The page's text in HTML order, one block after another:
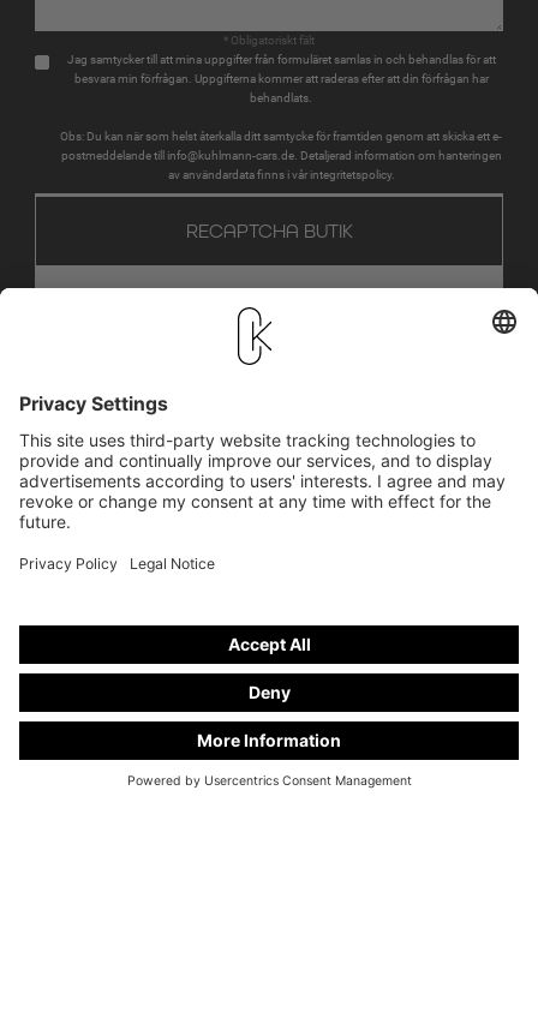
* Obligatoriskt fält
Jag samtycker till att mina uppgifter från formuläret samlas in och behandlas för att
besvara min förfrågan. Uppgifterna kommer att raderas efter att din förfrågan har
behandlats.
Obs: Du kan när som helst återkalla ditt samtycke för framtiden genom att skicka ett e-
postmeddelande till info@kuhlmann-cars.de. Detaljerad information om hanteringen
av användardata finns i vår integritetspolicy.
RECAPTCHA BUTIK
VI HJÄLPER DIG GÄRNA
MED RÅD
+49 28 67 - 97 57 - 70
info@kuhlmann-cars.de